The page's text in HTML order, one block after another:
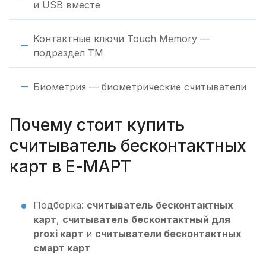
и USB вместе
Контактные ключи Touch Memory —
подраздел TM
Биометрия — биометрические считыватели
Почему стоит купить
считыватель бесконтактных
карт в Е-МАРТ
Подборка: считыватель бесконтактных
карт, считыватель бесконтактный для
proxi карт и считыватели бесконтактных
смарт карт